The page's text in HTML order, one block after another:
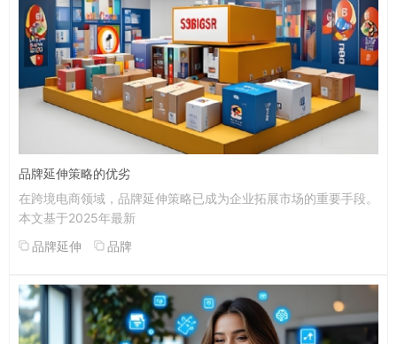
品牌延伸策略的优劣
在跨境电商领域，品牌延伸策略已成为企业拓展市场的重要手段。
本文基于2025年最新
品牌延伸
品牌